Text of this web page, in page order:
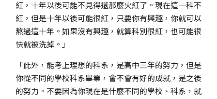
紅，十年以後可能不見得還那麼火紅了。現在這一科不
紅，但是十年以後可能很紅，只要你有興趣，你就可以
熬過這十年。如果沒有興趣，就算科別很紅，也可能很
快就被洗掉。」
「此外，能考上理想的科系，是高中三年的努力，但是
你從不同的學校科系畢業，會不會有好的成就，是之後
的努力。不要因為你現在是什麼不同的學校、科系，就